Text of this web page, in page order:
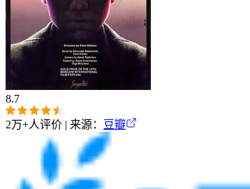
8.7
2万+人评价 | 来源： 豆瓣